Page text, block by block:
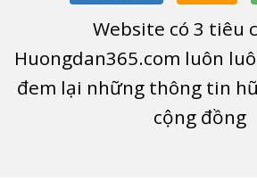
Website có 3 tiêu
Huongdan365.com luôn
đem lại những thông tin
cộng đồng